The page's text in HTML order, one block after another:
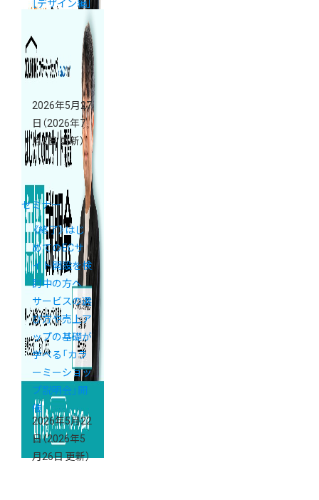
［デザイン編］
2026年5月27
日 （2026年7
月2日 更新）
セミナー
《終了》はじ
めてのECサ
イト開設を検
討中の方へ
サービスの選
び方や売上ア
ップの基礎が
学べる「カラ
ーミーショッ
プ説明会」開
催
2026年5月22
日（2026年5
月26日 更新）